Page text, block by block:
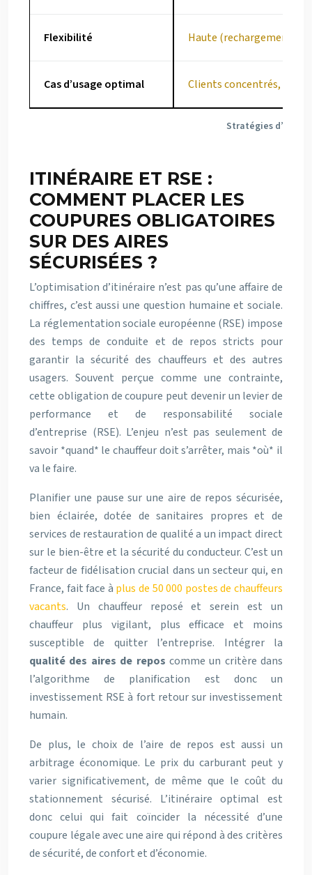
Stratégies
Flexibilité Haute (rechargements
Cas d’usage optimal Clients concentrés,
ITINÉRAIRE ET RSE :
COMMENT PLACER LES
COUPURES OBLIGATOIRES
SUR DES AIRES
SÉCURISÉES ?
L’optimisation d’itinéraire n’est pas qu’une affaire de
chiffres, c’est aussi une question humaine et sociale.
La réglementation sociale européenne (RSE) impose
des temps de conduite et de repos stricts pour
garantir la sécurité des chauffeurs et des autres
usagers. Souvent perçue comme une contrainte,
cette obligation de coupure peut devenir un levier de
performance et de responsabilité sociale
d’entreprise (RSE). L’enjeu n’est pas seulement de
savoir *quand* le chauffeur doit s’arrêter, mais *où* il
va le faire.
Planifier une pause sur une aire de repos sécurisée,
bien éclairée, dotée de sanitaires propres et de
services de restauration de qualité a un impact direct
sur le bien-être et la sécurité du conducteur. C’est un
facteur de fidélisation crucial dans un secteur qui, en
France, fait face à plus de 50 000 postes de chauffeurs
vacants. Un chauffeur reposé et serein est un
chauffeur plus vigilant, plus efficace et moins
susceptible de quitter l’entreprise. Intégrer la
qualité des aires de repos comme un critère dans
l’algorithme de planification est donc un
investissement RSE à fort retour sur investissement
humain.
De plus, le choix de l’aire de repos est aussi un
arbitrage économique. Le prix du carburant peut y
varier significativement, de même que le coût du
stationnement sécurisé. L’itinéraire optimal est
donc celui qui fait coïncider la nécessité d’une
coupure légale avec une aire qui répond à des critères
de sécurité, de confort et d’économie.